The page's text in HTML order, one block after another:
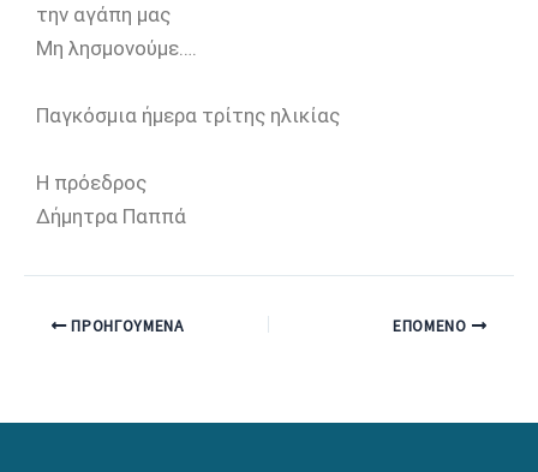
την αγάπη μας
Μη λησμονούμε….
Παγκόσμια ήμερα τρίτης ηλικίας
Η πρόεδρος
Δήμητρα Παππά
ΠΡΟΗΓΟΎΜΕΝΑ ΕΠΌΜΕΝΟ